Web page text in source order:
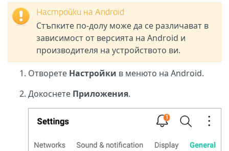
Настройки на Android
Стъпките по-долу може да се различават в
зависимост от версията на Android и
производителя на устройството ви.
Отворете Настройки в менюто на Android.
Докоснете Приложения.